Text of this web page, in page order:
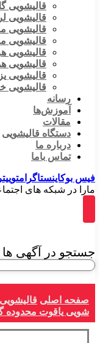
قالیشویی
قالیشویی
قالیشویی
قالیشویی
قالیشویی
قالیشویی
قالیشویی
قالیشویی
رسانه
آموزش‌ها
مقالات
دستگاه قالیشویی
درباره ما
تماس باما
فیس بوکاینستاگرامتوییتر
مارا در شبکه های
جستجو در آگهی ها
صفحه اصلی قالیشویی
شویی یاقوت محدوده